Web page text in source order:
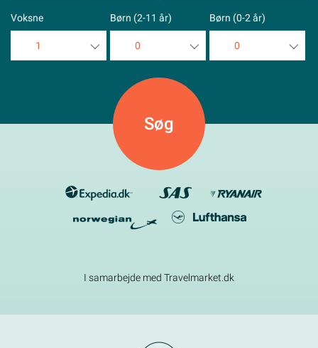
Voksne
1
Børn (2-11 år)
0
5
Børn (0-2 år)
0
I samarbejde med Travelmarket.dk